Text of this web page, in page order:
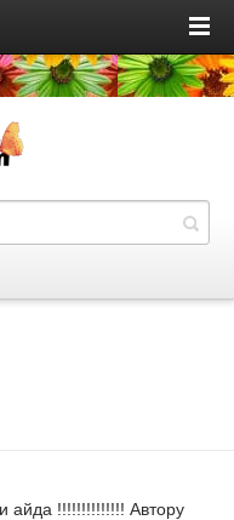
айда !!!!!!!!!!!!!! Автору